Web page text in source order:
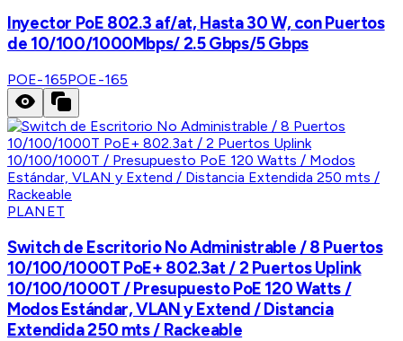
Inyector PoE 802.3 af/at, Hasta 30 W, con Puertos
de 10/100/1000Mbps/ 2.5 Gbps/5 Gbps
POE-165POE-165
PLANET
Switch de Escritorio No Administrable / 8 Puertos
10/100/1000T PoE+ 802.3at / 2 Puertos Uplink
10/100/1000T / Presupuesto PoE 120 Watts /
Modos Estándar, VLAN y Extend / Distancia
Extendida 250 mts / Rackeable